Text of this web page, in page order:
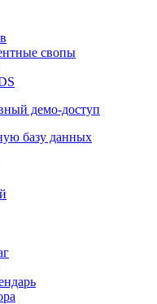
свопы
демо-доступ
базу данных